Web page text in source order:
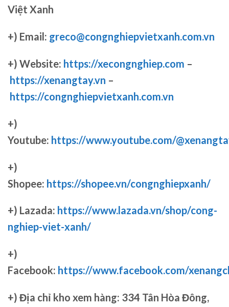
Việt Xanh
+) Email: greco@congnghiepvietxanh.com.vn
+) Website: https://xecongnghiep.com –
https://xenangtay.vn –
https://congnghiepvietxanh.com.vn
+)
Youtube: https://www.youtube.com/
+)
Shopee: https://shopee.vn/congnghiepxanh/
+) Lazada: https://www.lazada.vn/shop/cong-
nghiep-viet-xanh/
+)
Facebook: https://www.facebook.com/
+) Địa chỉ kho xem hàng: 334 Tân Hòa Đông,